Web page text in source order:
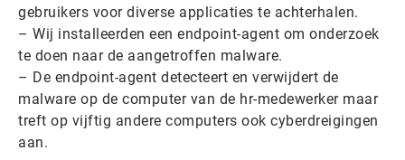
gebruikers voor diverse applicaties te achterhalen.
– Wij installeerden een endpoint-agent om onderzoek
te doen naar de aangetroffen malware.
– De endpoint-agent detecteert en verwijdert de
malware op de computer van de hr-medewerker maar
treft op vijftig andere computers ook cyberdreigingen
aan.